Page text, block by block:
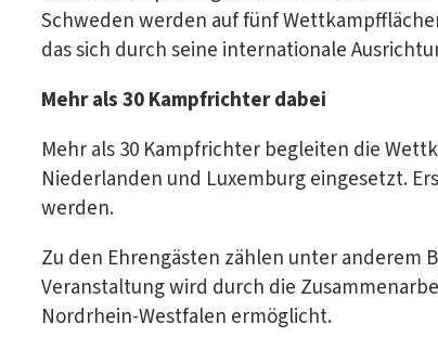
Schweden werden auf fünf
das sich durch seine internationale
Mehr als 30 Kampfrichter dabei
Mehr als 30 Kampfrichter begleiten die
Niederlanden und Luxemburg eingesetzt.
werden.
Zu den Ehrengästen zählen unter anderem
Veranstaltung wird durch die
Nordrhein-Westfalen ermöglicht.